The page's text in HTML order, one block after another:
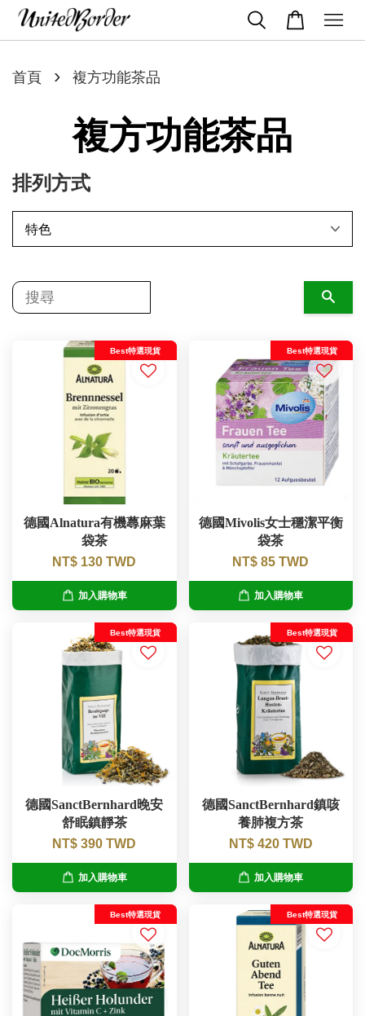
首頁 › 複方功能茶品
複方功能茶品
排列方式
Best特選現貨
德國Alnatura有機蕁麻葉
袋茶
NT$ 130 TWD
加入購物車
Best特選現貨
德國Mivolis女士穩潔平衡
袋茶
NT$ 85 TWD
加入購物車
Best特選現貨
德國SanctBernhard晚安
舒眠鎮靜茶
NT$ 390 TWD
加入購物車
Best特選現貨
德國SanctBernhard鎮咳
養肺複方茶
NT$ 420 TWD
加入購物車
Best特選現貨 Best特選現貨